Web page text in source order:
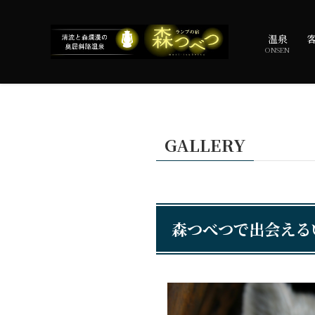
温泉
ONSEN
GALLERY
森つべつで出会え